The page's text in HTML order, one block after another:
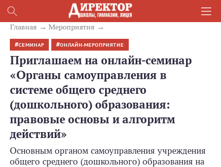
Главная Mероприятия
СЕМИНАР ОНЛАЙН-МЕРОПРИЯТИЕ
Приглашаем на онлайн-семинар
«Органы самоуправления в
системе общего среднего
(дошкольного) образования:
правовые основы и алгоритм
действий»
Основным органом самоуправления учреждения
общего среднего (дошкольного) образования на